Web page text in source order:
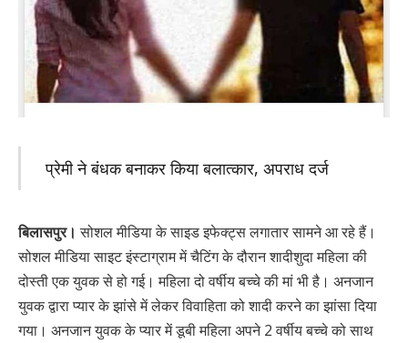
प्रेमी ने बंधक बनाकर किया बलात्कार, अपराध दर्ज
बिलासपुर। सोशल मीडिया के साइड इफेक्ट्स लगातार सामने आ रहे हैं।
सोशल मीडिया साइट इंस्टाग्राम में चैटिंग के दौरान शादीशुदा महिला की
दोस्ती एक युवक से हो गई। महिला दो वर्षीय बच्चे की मां भी है। अनजान
युवक द्वारा प्यार के झांसे में लेकर विवाहिता को शादी करने का झांसा दिया
गया। अनजान युवक के प्यार में डूबी महिला अपने 2 वर्षीय बच्चे को साथ